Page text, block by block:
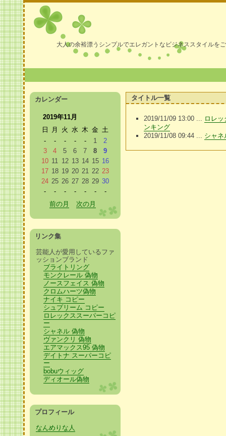
大人の余裕漂うシンプルでエレガントなビジネススタイルを
タイトル一覧
2019/11/09 13:00 ... ロレ
ンキング
2019/11/08 09:44 ... シャネ
カレンダー
2019年11月
日
月 火 水 木 金 土
-
- - - - 1
2
3
4 5 6 7 8
9
10 11 12 13 14 15 16
17 18 19 20 21 22 23
24 25 26 27 28 29 30
-
- - - - -
-
前の月
次の月
リンク集
芸能人が愛用しているファ
ッションブランド
ブライトリング
モンクレール 偽物
ノースフェイス 偽物
クロムハーツ偽物
ナイキ コピー
シュプリーム コピー
ロレックススーパーコピ
ー
シャネル 偽物
ヴァンクリ 偽物
エアマックス95 偽物
デイトナ スーパーコピ
ー
bobuウィッグ
ディオール偽物
プロフィール
なんめりな人